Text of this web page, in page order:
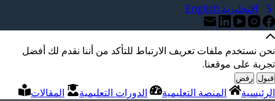
الإنجليزية English
نحن نستخدم ملفات تعريف الارتباط للتأكد من أننا نقدم لك أفضل
تجربة على موقعنا.
قبول رفض
الرئيسية المنصة التعليمية الدورات التعليمية
المقالات